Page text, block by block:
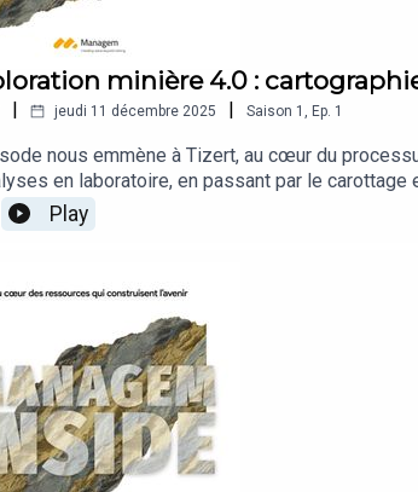
minière 4.0 :
| jeudi 11 décembre 2025 | Saison 1 , Ep. 1
nous emmène à Tizert, au cœur du
en laboratoire, en passant par le
Directeur Exécutif de l’Exploration, l’épisode
géophysique avancée et nouvelles
Play